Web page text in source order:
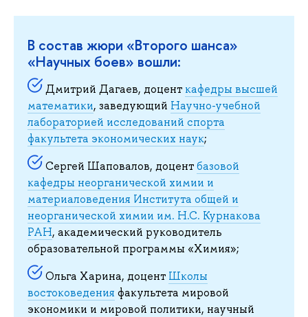
В состав жюри «Второго шанса»
«Научных боев» вошли:
Дмитрий Дагаев, доцент кафедры высшей
математики, заведующий Научно-учебной
лабораторией исследований спорта
факультета экономических наук;
Сергей Шаповалов, доцентбазовой
кафедры неорганической химии и
материаловедения Института общей и
неорганической химии им. Н.С. Курнакова
РАН, академический руководитель
образовательной программы «Химия»;
Ольга Харина, доцент Школы
востоковедения факультета мировой
экономики и мировой политики, научный